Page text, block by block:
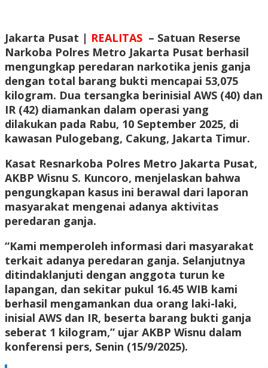
Jakarta Pusat | REALITAS – Satuan Reserse
Narkoba Polres Metro Jakarta Pusat berhasil
mengungkap peredaran narkotika jenis ganja
dengan total barang bukti mencapai 53,075
kilogram. Dua tersangka berinisial AWS (40) dan
IR (42) diamankan dalam operasi yang
dilakukan pada Rabu, 10 September 2025, di
kawasan Pulogebang, Cakung, Jakarta Timur.
Kasat Resnarkoba Polres Metro Jakarta Pusat,
AKBP Wisnu S. Kuncoro, menjelaskan bahwa
pengungkapan kasus ini berawal dari laporan
masyarakat mengenai adanya aktivitas
peredaran ganja.
“Kami memperoleh informasi dari masyarakat
terkait adanya peredaran ganja. Selanjutnya
ditindaklanjuti dengan anggota turun ke
lapangan, dan sekitar pukul 16.45 WIB kami
berhasil mengamankan dua orang laki-laki,
inisial AWS dan IR, beserta barang bukti ganja
seberat 1 kilogram,” ujar AKBP Wisnu dalam
konferensi pers, Senin (15/9/2025).